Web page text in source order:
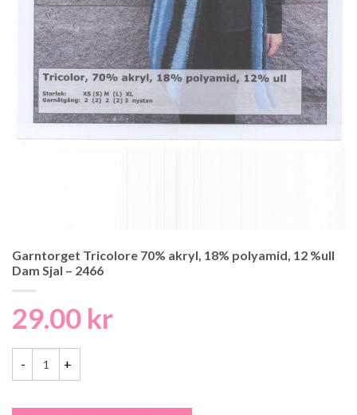
Garntorget Tricolore 70% akryl, 18% polyamid, 12 %ull
Dam Sjal – 2466
29.00 kr